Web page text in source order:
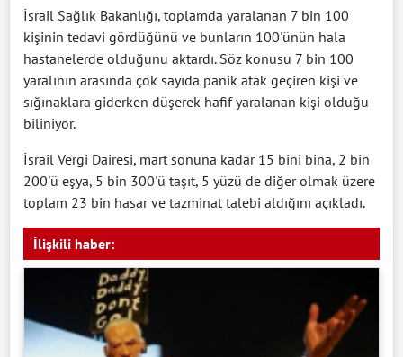
İsrail Sağlık Bakanlığı, toplamda yaralanan 7 bin 100
kişinin tedavi gördüğünü ve bunların 100'ünün hala
hastanelerde olduğunu aktardı. Söz konusu 7 bin 100
yaralının arasında çok sayıda panik atak geçiren kişi ve
sığınaklara giderken düşerek hafif yaralanan kişi olduğu
biliniyor.
İsrail Vergi Dairesi, mart sonuna kadar 15 bini bina, 2 bin
200'ü eşya, 5 bin 300'ü taşıt, 5 yüzü de diğer olmak üzere
toplam 23 bin hasar ve tazminat talebi aldığını açıkladı.
İlişkili haber: